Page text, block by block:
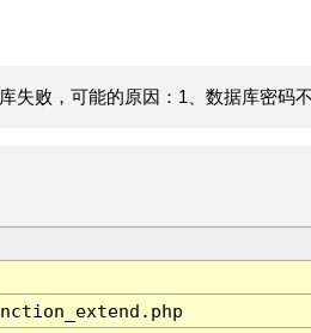
失败，可能的原因：1、数据库密码